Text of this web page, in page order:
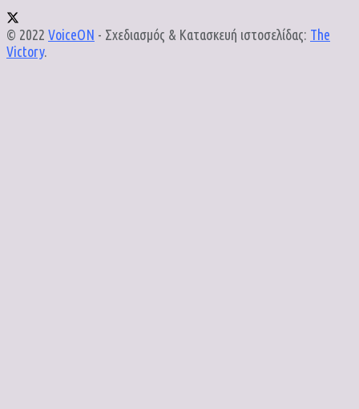
© 2022 VoiceON - Σχεδιασμός & Κατασκευή ιστοσελίδας: The
Victory.